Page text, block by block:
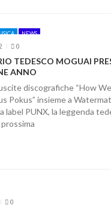
NEWS
0
TEDESCO MOGUAI
ANNO
discografiche “How
Pokus” insieme a
label PUNX, la leggenda
0